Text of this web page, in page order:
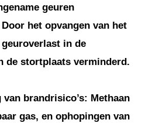
geuren
het opvangen van het
in de
de stortplaats verminderd.
brandrisico’s: Methaan
gas, en ophopingen van